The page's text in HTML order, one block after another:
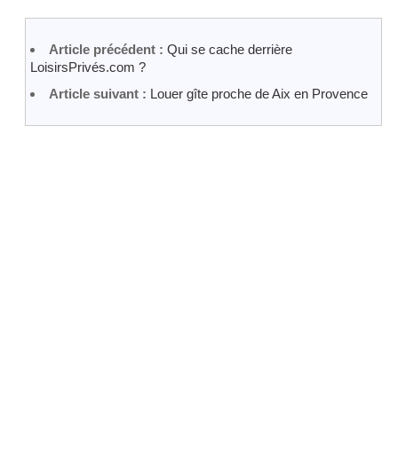
Article précédent : Qui se cache derrière
LoisirsPrivés.com ?
Article suivant : Louer gîte proche de Aix en Provence